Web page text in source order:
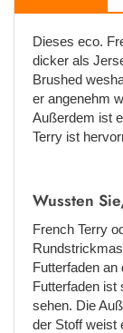
Dieses eco.
dicker als
Brushed
er angenehm
Außerdem ist
Terry ist
Wussten
French Terry
Futterfaden an
Futterfaden ist
sehen. Die
der Stoff weist